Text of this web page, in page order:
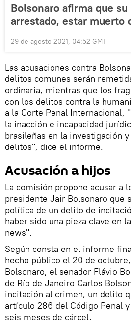
Bolsonaro afirma que
arrestado, estar muerto
29 de agosto 2021, 04:52 GMT
Las acusaciones contra
delitos comunes serán
ordinaria, mientras que los
con los delitos contra la
a la Corte Penal Internacional,
la inacción e incapacidad
brasileñas en la investigación
delitos", dice el informe.
Acusación a hijos
La comisión propone acusar a
presidente Jair Bolsonaro que
política de un delito de
haber sido una pieza clave en
news".
Según consta en el informe
hecho público el 20 de
Bolsonaro, el senador Flávio
de Río de Janeiro Carlos
incitación al crimen, un delito
artículo 286 del Código Penal
seis meses de cárcel.